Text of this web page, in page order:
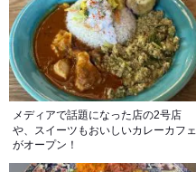
メディアで話題になった店の2号店
や、スイーツもおいしいカレーカフェ
がオープン！